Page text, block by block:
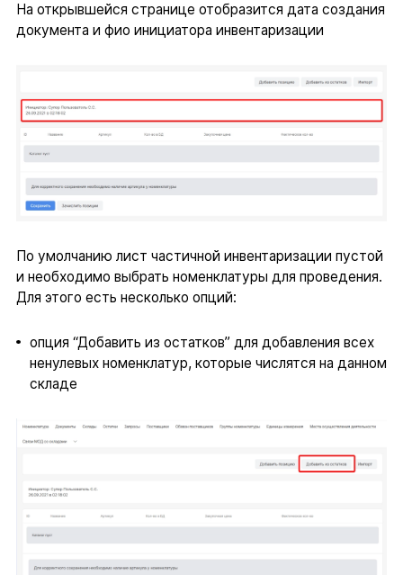
На открывшейся странице отобразится дата создания
документа и фио инициатора инвентаризации
По умолчанию лист частичной инвентаризации пустой
и необходимо выбрать номенклатуры для проведения.
Для этого есть несколько опций:
опция “Добавить из остатков” для добавления всех
ненулевых номенклатур, которые числятся на данном
складе